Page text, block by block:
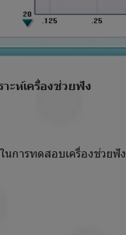
ะห์เครื่องช่วยฟัง
ารทดสอบเครื่องช่วยฟัง